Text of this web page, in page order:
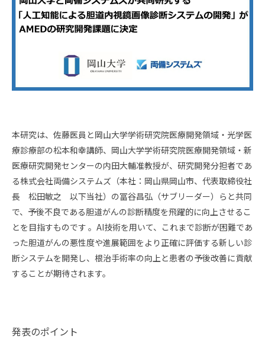
環境への取り組み
地域スポーツ貢献
本研究は、佐藤医員と岡山大学学術研究院医療開発領域・光学医
療診療部の松本和幸講師、岡山大学学術研究院医療開発領域・新
医療研究開発センターの内田大輔准教授が、研究開発分担者であ
る株式会社両備システムズ（本社：岡山県岡山市、代表取締役社
長 松田敏之 以下当社）の冨谷昌弘（サブリーダー）らと共同
で、予後不良である胆道がんの診断精度を飛躍的に向上させるこ
とを目指すものです 。AI技術を用いて、これまで診断が困難であ
った胆道がんの悪性度や進展範囲をより正確に評価する新しい診
断システムを開発し、根治手術率の向上と患者の予後改善に貢献
することが期待されます。
発表のポイント